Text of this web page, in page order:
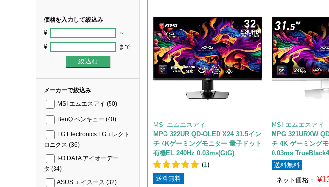
価格を入力して絞込み
¥ ～
¥ まで
メーカーで絞込み
MSI エムエスアイ (50)
BenQ ベンキュー (40)
LG Electronics LGエレクト
ロニクス (36)
I-O DATA アイオーデー
タ (34)
ASUS エイスース (32)
MSI エムエスアイ
MPG 322UR QD-OLED X24 31.5イン
チ 4Kゲーミングモニター 量子ドット
有機EL 240Hz 0.03ms(GtG)
(1)
送料無料
MSI エムエスアイ
MPG 321URXW
チ 4K ゲーミング
0.03ms
送料無料
ネット価格：